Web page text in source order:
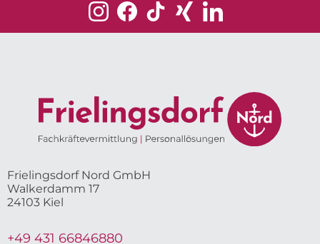
Frielingsdorf Nord GmbH
Walkerdamm 17
24103 Kiel
+49 431 66846880